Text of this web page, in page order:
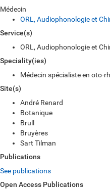
Médecin
ORL, Audiophonologie et
Service(s)
ORL, Audiophonologie et
Speciality(ies)
Médecin spécialiste en oto-
Site(s)
André Renard
Botanique
Brull
Bruyères
Sart Tilman
Publications
See publications
Open Access Publications